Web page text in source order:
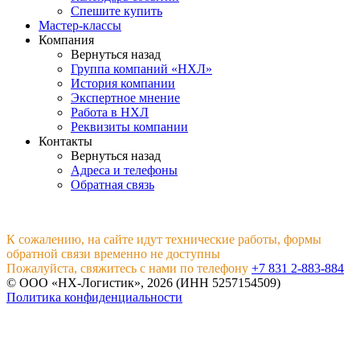
Спешите купить
Мастер-классы
Компания
Вернуться назад
Группа компаний «НХЛ»
История компании
Экспертное мнение
Работа в НХЛ
Реквизиты компании
Контакты
Вернуться назад
Адреса и телефоны
Обратная связь
К сожалению, на сайте идут технические работы, формы
обратной связи временно не доступны
Пожалуйста, свяжитесь с нами по телефону +7 831 2-883-884
© ООО «НХ-Логистик», 2026 (ИНН 5257154509)
Политика конфиденциальности